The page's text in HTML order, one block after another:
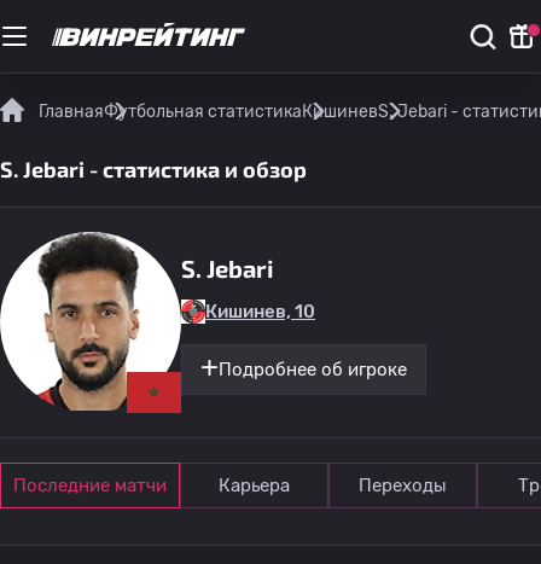
ГлавнаяФутбольная статистикаКишиневS. Jebari -
S. Jebari - статистика и обзор
S. Jebari
Кишинев, 10
Подробнее об игроке
Последние матчи Карьера Переходы